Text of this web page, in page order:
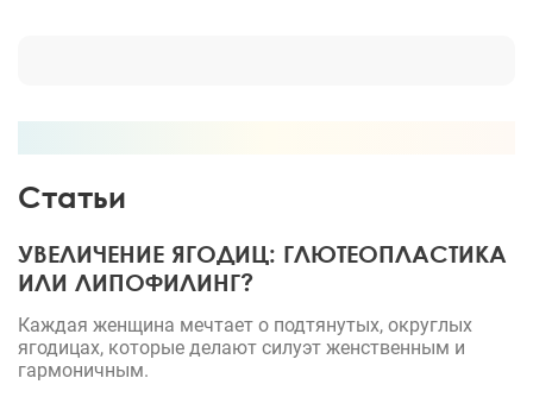
Статьи
УВЕЛИЧЕНИЕ ЯГОДИЦ: ГЛЮТЕОПЛАСТИКА
ИЛИ ЛИПОФИЛИНГ?
Каждая женщина мечтает о подтянутых, округлых
ягодицах, которые делают силуэт женственным и
гармоничным.